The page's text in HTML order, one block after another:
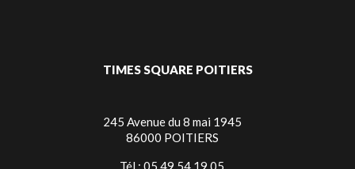
TIMES SQUARE POITIERS
245 Avenue du 8 mai 1945
86000 POITIERS